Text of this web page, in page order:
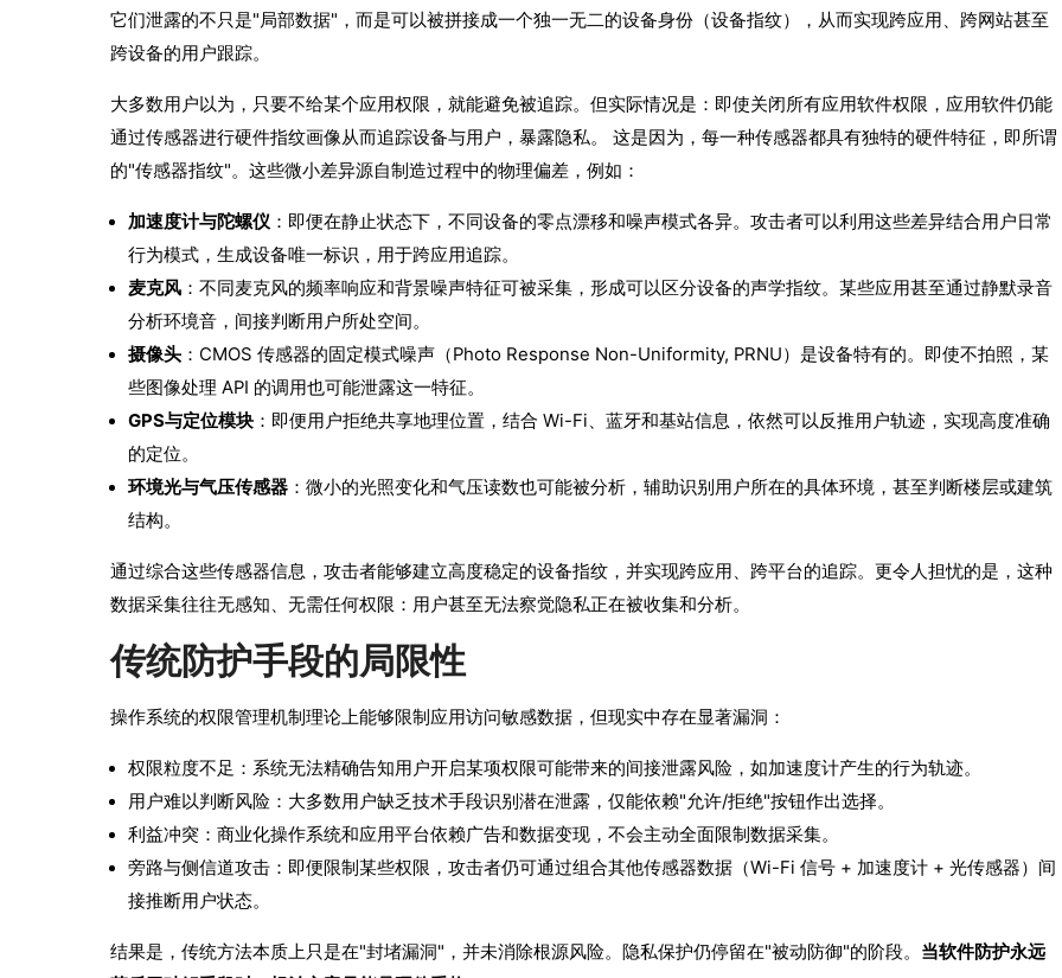
它们泄露的不只是"局部数据"，而是可以被拼接成一个独一无二的设备身份（设备指纹），从而实现跨应用、跨网站甚至
跨设备的用户跟踪。
大多数用户以为，只要不给某个应用权限，就能避免被追踪。但实际情况是：即使关闭所有应用软件权限，应用软件仍能
通过传感器进行硬件指纹画像从而追踪设备与用户，暴露隐私。 这是因为，每一种传感器都具有独特的硬件特征，即所谓
的"传感器指纹"。这些微小差异源自制造过程中的物理偏差，例如：
加速度计与陀螺仪 ：即便在静止状态下，不同设备的零点漂移和噪声模式各异。攻击者可以利用这些差异结合用户日常
行为模式，生成设备唯一标识，用于跨应用追踪。
麦克风 ：不同麦克风的频率响应和背景噪声特征可被采集，形成可以区分设备的声学指纹。某些应用甚至通过静默录音
分析环境音，间接判断用户所处空间。
摄像头 ：CMOS 传感器的固定模式噪声（Photo Response Non-Uniformity, PRNU）是设备特有的。即使不拍照，某
些图像处理 API 的调用也可能泄露这一特征。
GPS与定位模块 ：即便用户拒绝共享地理位置，结合 Wi-Fi、蓝牙和基站信息，依然可以反推用户轨迹，实现高度准确
的定位。
环境光与气压传感器 ：微小的光照变化和气压读数也可能被分析，辅助识别用户所在的具体环境，甚至判断楼层或建筑
结构。
通过综合这些传感器信息，攻击者能够建立高度稳定的设备指纹，并实现跨应用、跨平台的追踪。更令人担忧的是，这种
数据采集往往无感知、无需任何权限：用户甚至无法察觉隐私正在被收集和分析。
传统防护手段的局限性
操作系统的权限管理机制理论上能够限制应用访问敏感数据，但现实中存在显著漏洞：
权限粒度不足：系统无法精确告知用户开启某项权限可能带来的间接泄露风险，如加速度计产生的行为轨迹。
用户难以判断风险：大多数用户缺乏技术手段识别潜在泄露，仅能依赖"允许/拒绝"按钮作出选择。
利益冲突：商业化操作系统和应用平台依赖广告和数据变现，不会主动全面限制数据采集。
旁路与侧信道攻击：即便限制某些权限，攻击者仍可通过组合其他传感器数据（Wi-Fi 信号 + 加速度计 + 光传感器）间
接推断用户状态。
结果是，传统方法本质上只是在"封堵漏洞"，并未消除根源风险。隐私保护仍停留在"被动防御"的阶段。 当软件防护永远